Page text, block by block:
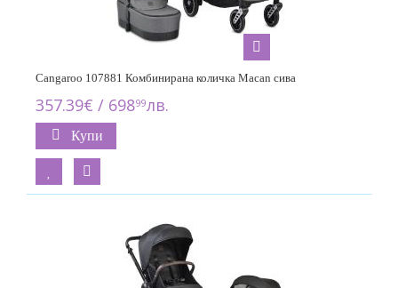
Cangaroo 107881 Комбинирана количка Macan сива
357.39€ / 69899лв.
Купи